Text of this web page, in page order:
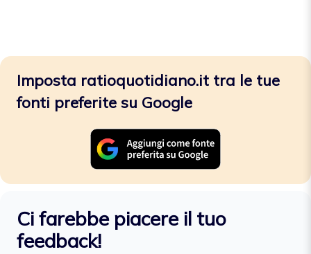
Imposta ratioquotidiano.it tra le tue
fonti preferite su Google
Ci farebbe piacere il tuo
feedback!